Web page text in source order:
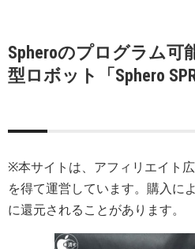
Spheroのプログラム可
型ロボット「Sphero
※本サイトは、アフィリエイト
を得て運営しています。購入に
に還元されることがあります。